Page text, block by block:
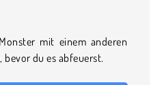
mit einem anderen
bevor du es abfeuerst.